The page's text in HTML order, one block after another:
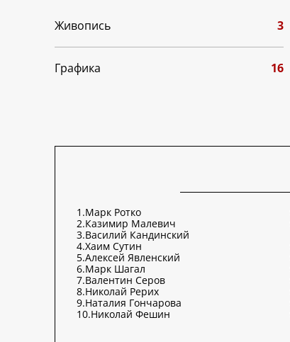
Живопись 3
Графика 16
1.Марк Ротко
2.Казимир Малевич
3.Василий Кандинский
4.Хаим Сутин
5.Алексей Явленский
6.Марк Шагал
7.Валентин Серов
8.Николай Рерих
9.Наталия Гончарова
10.Николай Фешин